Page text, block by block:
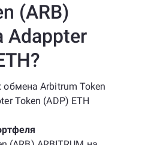
(ARB)
Adappter
Arbitrum Token
Token (ADP) ETH